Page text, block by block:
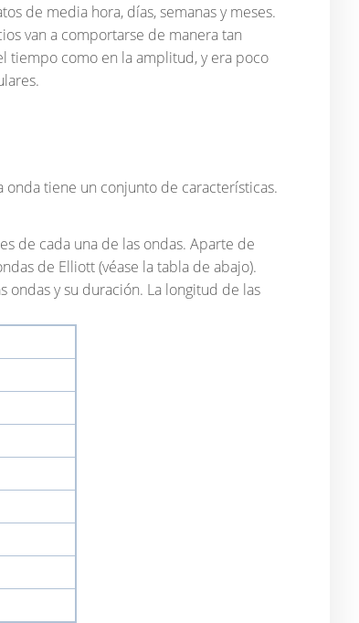
de media hora, días, semanas y meses.
van a comportarse de manera tan
tiempo como en la amplitud, y era poco
onda tiene un conjunto de características.
de cada una de las ondas. Aparte de
de Elliott (véase la tabla de abajo).
y su duración. La longitud de las